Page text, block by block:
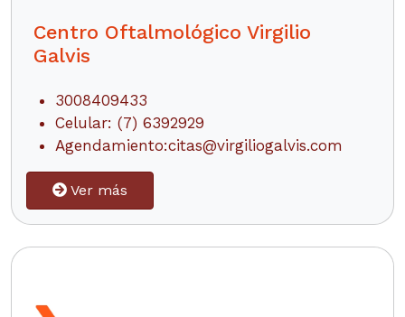
Centro Oftalmológico Virgilio
Galvis
3008409433
Celular: (7) 6392929
Agendamiento:citas@virgiliogalvis.com
Ver más